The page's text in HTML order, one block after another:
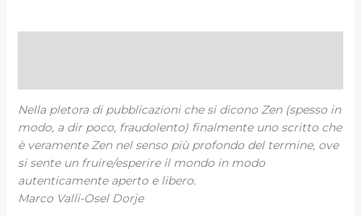
Nella pletora di pubblicazioni che si dicono Zen (spesso in
modo, a dir poco, fraudolento) finalmente uno scritto che
è veramente Zen nel senso più profondo del termine, ove
si sente un fruire/esperire il mondo in modo
autenticamente aperto e libero.
Marco Valli-Osel Dorje